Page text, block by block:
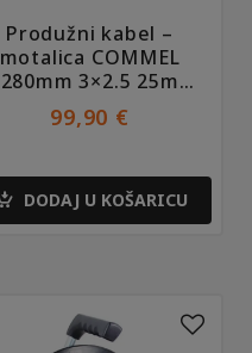
Produžni kabel –
motalica COMMEL
280mm 3×2.5 25m
0929 GG/J
99,90 €
DODAJ U KOŠARICU